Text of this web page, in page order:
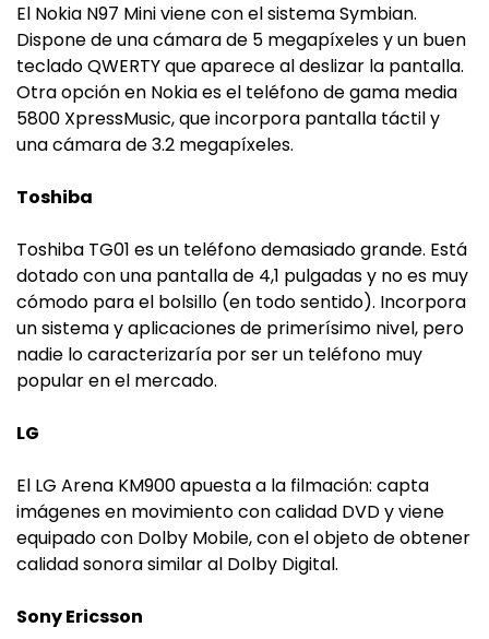
El Nokia N97 Mini viene con el sistema Symbian.
Dispone de una cámara de 5 megapíxeles y un buen
teclado QWERTY que aparece al deslizar la pantalla.
Otra opción en Nokia es el teléfono de gama media
5800 XpressMusic, que incorpora pantalla táctil y
una cámara de 3.2 megapíxeles.
Toshiba
Toshiba TG01 es un teléfono demasiado grande. Está
dotado con una pantalla de 4,1 pulgadas y no es muy
cómodo para el bolsillo (en todo sentido). Incorpora
un sistema y aplicaciones de primerísimo nivel, pero
nadie lo caracterizaría por ser un teléfono muy
popular en el mercado.
LG
El LG Arena KM900 apuesta a la filmación: capta
imágenes en movimiento con calidad DVD y viene
equipado con Dolby Mobile, con el objeto de obtener
calidad sonora similar al Dolby Digital.
Sony Ericsson